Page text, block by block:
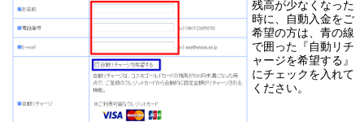
残高が少なくなった
時に、自動入金をご
希望の方は、青の線
で囲った『自動リチ
ャージを希望する』
にチェックを入れて
ください。